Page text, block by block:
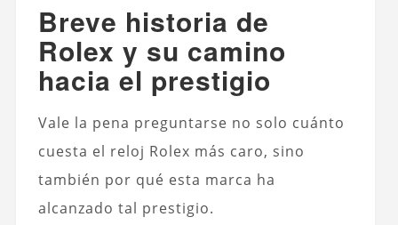
Breve historia de
Rolex y su camino
hacia el prestigio
Vale la pena preguntarse no solo cuánto
cuesta el reloj Rolex más caro, sino
también por qué esta marca ha
alcanzado tal prestigio.